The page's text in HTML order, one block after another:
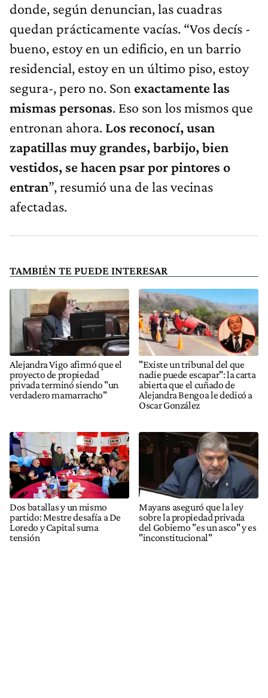
donde, según denuncian, las cuadras
quedan prácticamente vacías. “Vos decís -
bueno, estoy en un edificio, en un barrio
residencial, estoy en un último piso, estoy
segura-, pero no. Son exactamente las
mismas personas. Eso son los mismos que
entronan ahora. Los reconocí, usan
zapatillas muy grandes, barbijo, bien
vestidos, se hacen psar por pintores o
entran”, resumió una de las vecinas
afectadas.
TAMBIÉN TE PUEDE INTERESAR
Alejandra Vigo afirmó que el
proyecto de propiedad
privada terminó siendo "un
verdadero mamarracho"
"Existe un tribunal del que
nadie puede escapar": la carta
abierta que el cuñado de
Alejandra Bengoa le dedicó a
Oscar González
Dos batallas y un mismo
partido: Mestre desafía a De
Loredo y Capital suma
tensión
Mayans aseguró que la ley
sobre la propiedad privada
del Gobierno "es un asco" y es
"inconstitucional"